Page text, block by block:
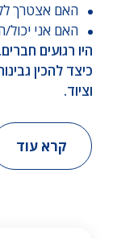
האם אצטרך
האם אני יכול/
היו רגועים
כיצד להכין
וציוד.
קרא עוד